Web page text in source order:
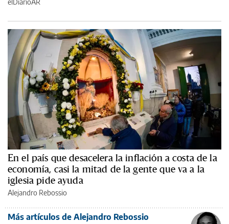
elDiarioAR
En el país que desacelera la inflación a costa de la
economía, casi la mitad de la gente que va a la
iglesia pide ayuda
Alejandro Rebossio
Más artículos de Alejandro Rebossio